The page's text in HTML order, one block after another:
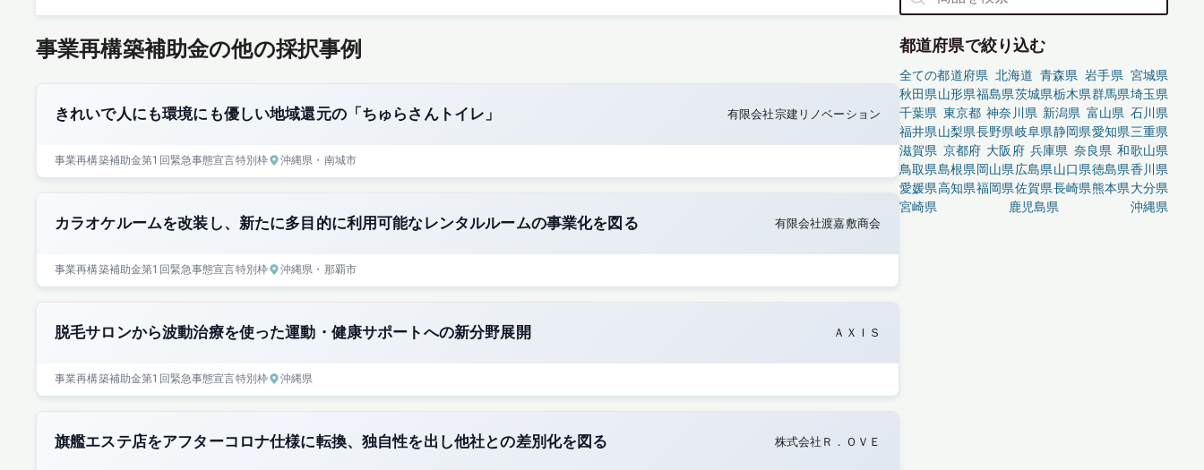
事業再構築補助金の他の採択事例
きれいで人にも環境にも優しい地域還元の「ちゅらさんトイレ」 有限会社宗建リノベーション
事業再構築補助金第1回緊急事態宣言特別枠 沖縄県 ・南城市
カラオケルームを改装し、新たに多目的に利用可能なレンタルルームの事業化を図る 有限会社渡嘉敷商会
事業再構築補助金第1回緊急事態宣言特別枠 沖縄県 ・那覇市
脱毛サロンから波動治療を使った運動・健康サポートへの新分野展開 ＡＸＩＳ
事業再構築補助金第1回緊急事態宣言特別枠 沖縄県
旗艦エステ店をアフターコロナ仕様に転換、独自性を出し他社との差別化を図る 株式会社Ｒ．ＯＶＥ
都道府県で絞り込む
全ての都道府県 北海道 青森県 岩手県 宮城県
秋田県山形県福島県茨城県栃木県群馬県埼玉県
千葉県 東京都 神奈川県 新潟県 富山県 石川県
福井県山梨県長野県岐阜県静岡県愛知県三重県
滋賀県 京都府 大阪府 兵庫県 奈良県 和歌山県
鳥取県島根県岡山県広島県山口県徳島県香川県
愛媛県高知県福岡県佐賀県長崎県熊本県大分県
宮崎県
鹿児島県 沖縄県